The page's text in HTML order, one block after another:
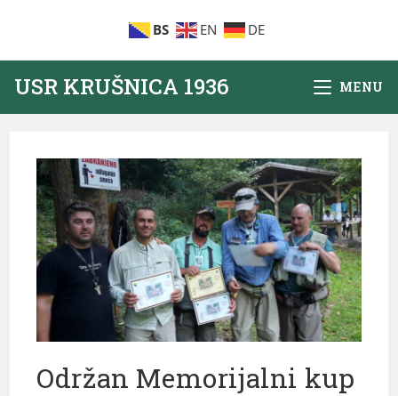
BS EN DE
USR KRUŠNICA 1936 MENU
Održan Memorijalni kup